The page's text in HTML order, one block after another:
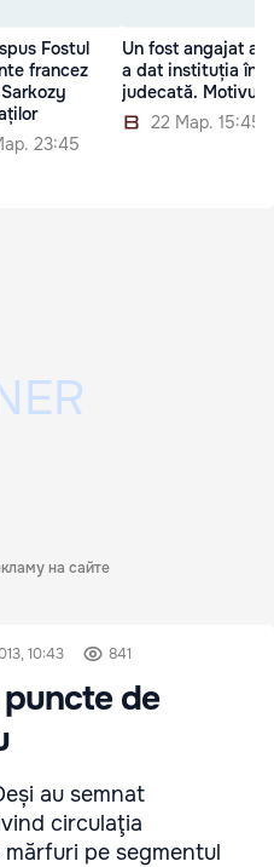
Fostul
francez
23:45
Un fost angajat al
a dat instituția în
judecată. Motivul
22 Мар. 15:45
на сайте
10:43 841
de
au semnat
circulaţia
pe segmentul